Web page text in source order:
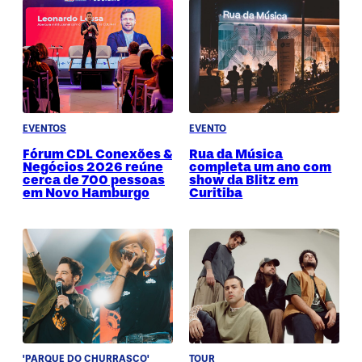
EVENTOS
Fórum CDL Conexões &
Negócios 2026 reúne
cerca de 700 pessoas
em Novo Hamburgo
EVENTO
Rua da Música
completa um ano com
show da Blitz em
Curitiba
'PARQUE DO CHURRASCO' TOUR